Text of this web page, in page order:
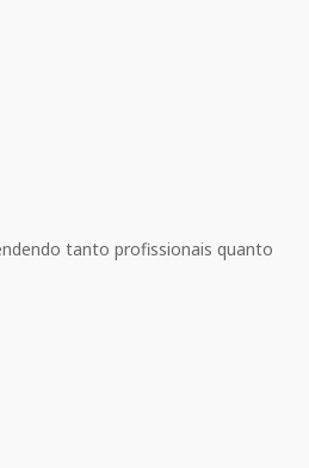
tanto profissionais quanto